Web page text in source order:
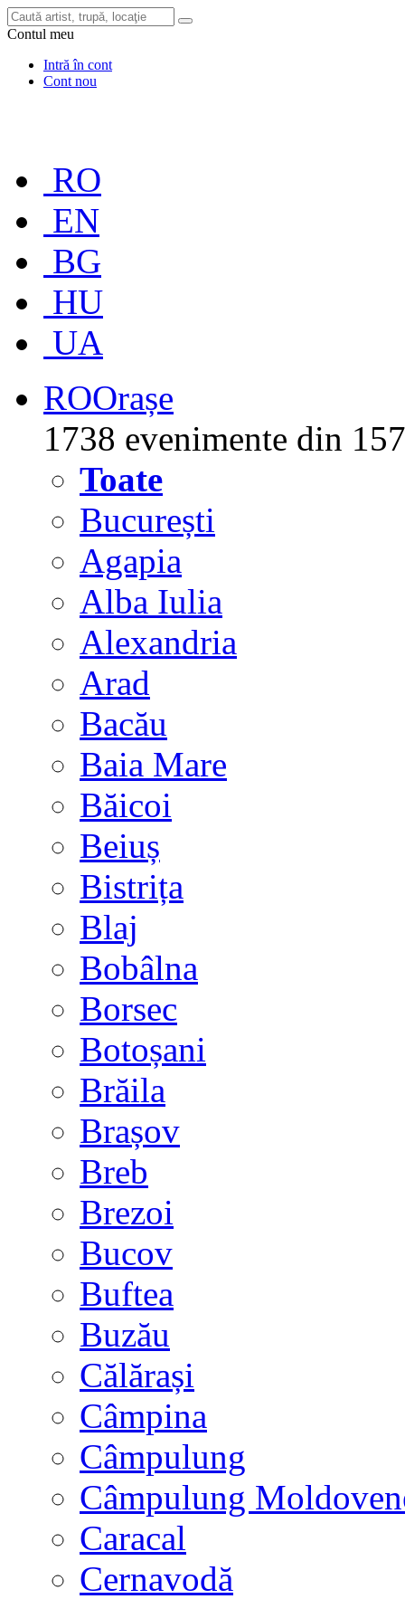
Contul meu
Intră în cont
Cont nou
RO
EN
BG
HU
UA
ROOrașe
1738 evenimente din
Toate
București
Agapia
Alba Iulia
Alexandria
Arad
Bacău
Baia Mare
Băicoi
Beiuș
Bistrița
Blaj
Bobâlna
Borsec
Botoșani
Brăila
Brașov
Breb
Brezoi
Bucov
Buftea
Buzău
Călărași
Câmpina
Câmpulung
Câmpulung
Caracal
Cernavodă